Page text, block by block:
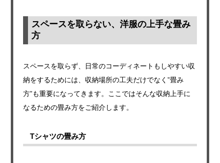
スペースを取らない、洋服の上手な畳み
方
スペースを取らず、日常のコーディネートもしやすい収
納をするためには、収納場所の工夫だけでなく”畳み
方”も重要になってきます。ここではそんな収納上手に
なるための畳み方をご紹介します。
Tシャツの畳み方